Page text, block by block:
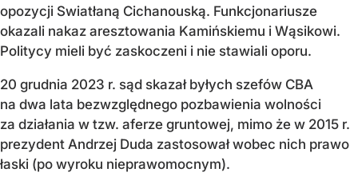
opozycji Swiatłaną Cichanouską. Funkcjonariusze
okazali nakaz aresztowania Kamińskiemu i Wąsikowi.
Politycy mieli być zaskoczeni i nie stawiali oporu.
20 grudnia 2023 r. sąd skazał byłych szefów CBA
na dwa lata bezwzględnego pozbawienia wolności
za działania w tzw. aferze gruntowej, mimo że w 2015 r.
prezydent Andrzej Duda zastosował wobec nich prawo
łaski (po wyroku nieprawomocnym).